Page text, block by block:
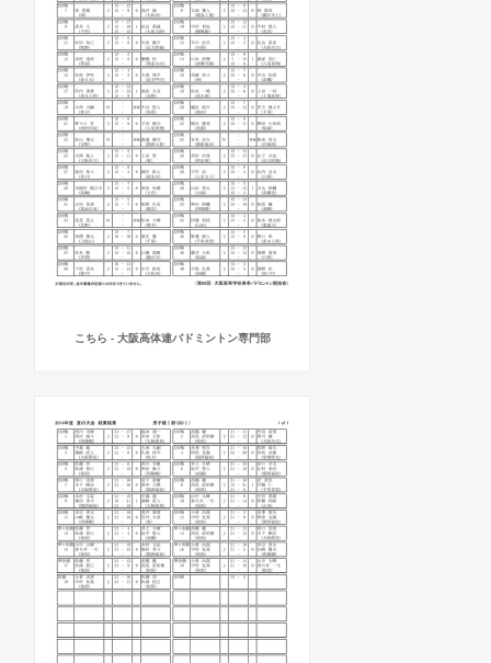
こちら - 大阪高体連バドミントン専門部